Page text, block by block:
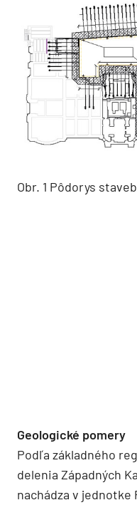
Obr. 1 Pôdorys
Geologické pomery
Podľa základného
delenia Západných
nachádza v jednotke